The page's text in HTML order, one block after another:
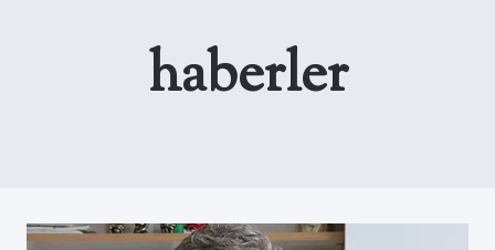
haberler